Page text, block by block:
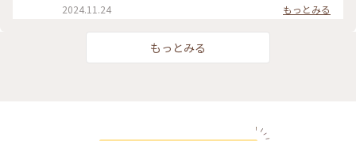
モンシロップでさっぱり爽やかなプリンでした🍋 10分くらい
並んで買えました！ 午前中にスイーツを食べ、お昼もラーメ
ンでかやりの背徳感😅 一個をシェアしました😊 : 行きたいとこ
ろにも行けて、食べたいものも食べられた🎵 尾道観光も大満足
です！ まだまだお散歩したかったですが、この日は岡山市内
2024.11.24 もっとみる
もっとみる